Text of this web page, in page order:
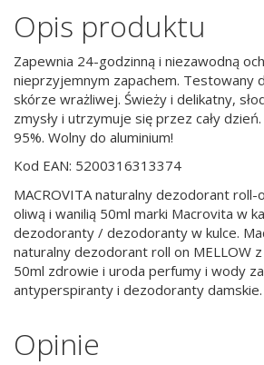
Opis produktu
Zapewnia 24-godzinną i niezawodną
nieprzyjemnym zapachem. Testowany
skórze wrażliwej. Świeży i delikatny,
zmysły i utrzymuje się przez cały dzień.
95%. Wolny do aluminium!
Kod EAN: 5200316313374
MACROVITA naturalny dezodorant roll-
oliwą i wanilią 50ml marki Macrovita w
dezodoranty / dezodoranty w kulce.
naturalny dezodorant roll on MELLOW
50ml zdrowie i uroda perfumy i wody
antyperspiranty i dezodoranty damskie.
Opinie